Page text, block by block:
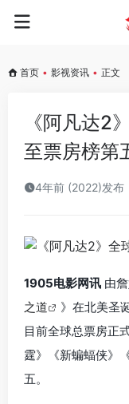
首页 • 影视资讯 • 正文
《阿凡达2
至票房榜第
4年前 (2022)发布
1905电影网讯 由
之道
》在北美圣
目前全球总票房正
霆》《新蝙蝠侠》
五。